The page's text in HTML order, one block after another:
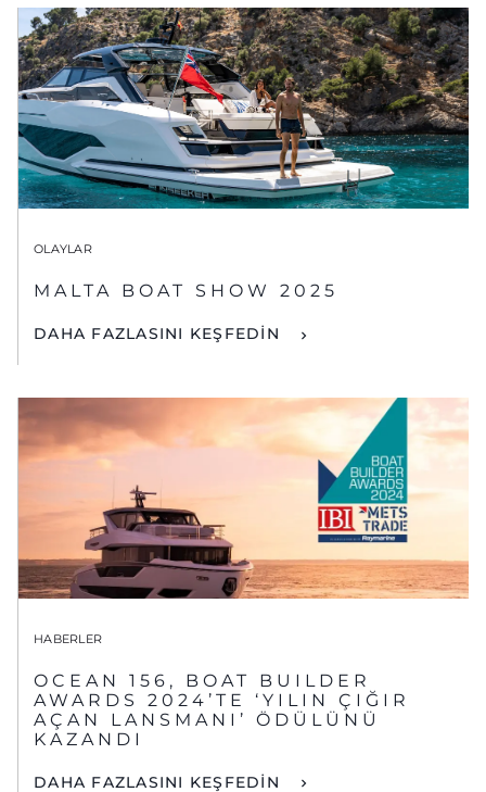
OLAYLAR
MALTA BOAT SHOW 2025
DAHA FAZLASINI KEŞFEDİN
HABERLER
OCEAN 156, BOAT BUILDER
AWARDS 2024’TE ‘YILIN ÇIĞIR
AÇAN LANSMANI’ ÖDÜLÜNÜ
KAZANDI
DAHA FAZLASINI KEŞFEDİN